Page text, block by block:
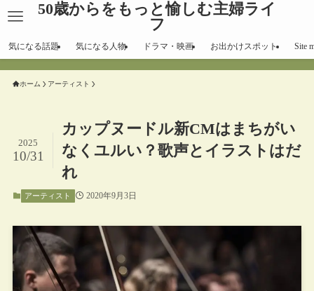
50歳からをもっと愉しむ主婦ライ
フ
気になる話題 気になる人物 ドラマ・映画 お出かけスポット Site
ホーム アーティスト
カップヌードル新CMはまちがい
なくユルい？歌声とイラストはだ
れ
2025
10/31
アーティスト 2020年9月3日